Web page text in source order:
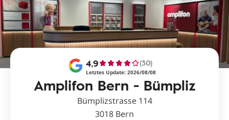
Amplifon Bern - Bümpliz
4,9 (30)
Letztes Update: 2026/08/08
Bümplizstrasse 114
3018 Bern